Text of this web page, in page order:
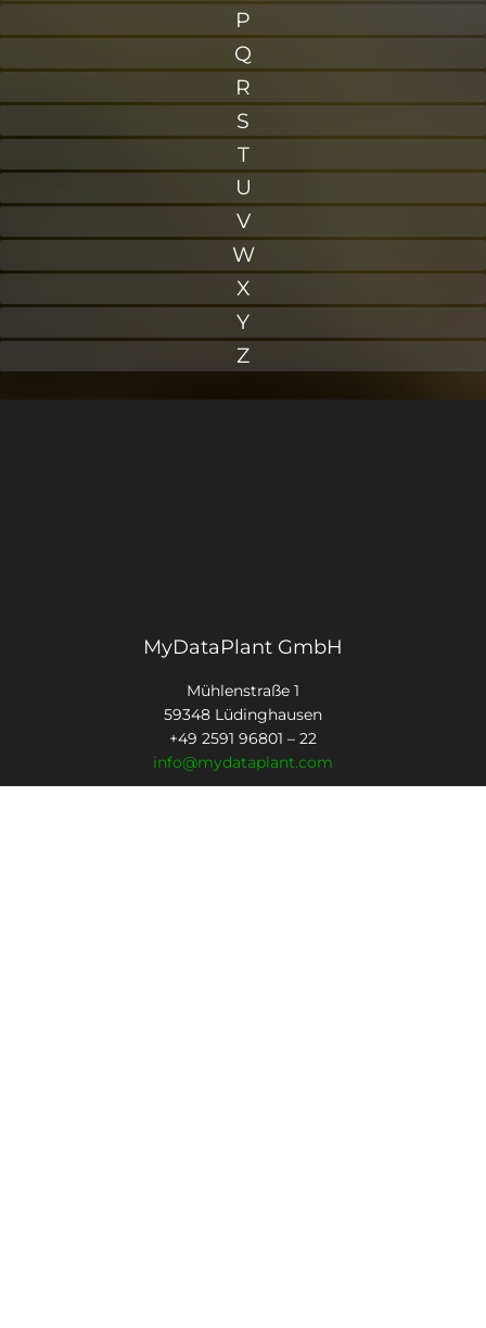
P
Q
R
S
T
U
V
W
X
Y
Z
MyDataPlant GmbH
Mühlenstraße 1
59348 Lüdinghausen
+49 2591 96801 – 22
info@mydataplant.com